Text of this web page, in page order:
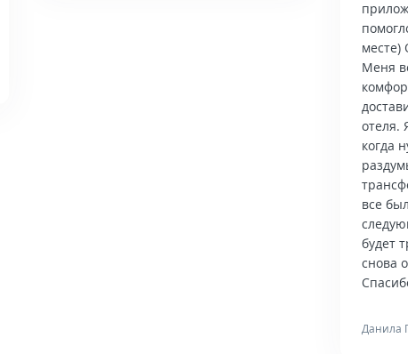
месте)
Меня
отеля.
когда
все
будет
снова
Данила